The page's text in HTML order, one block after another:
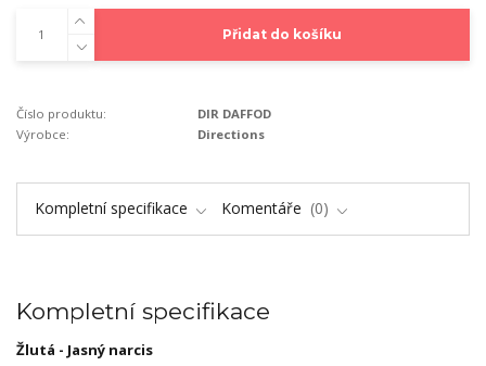
Přidat do košíku
Číslo produktu:
DIR DAFFOD
Výrobce:
Directions
Kompletní specifikace Komentáře 0
Kompletní specifikace
Žlutá - Jasný narcis